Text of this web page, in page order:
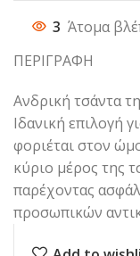
3 Άτομα
ΠΕΡΙΓΡΑΦΗ
Ανδρική τσάντα
Ιδανική επιλογή
φοριέται στον
κύριο μέρος της
παρέχοντας
προσωπικών